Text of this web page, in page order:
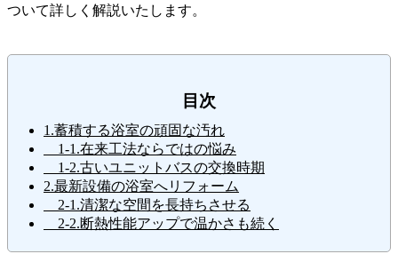
ついて詳しく解説いたします。
目次
1.蓄積する浴室の頑固な汚れ
1-1.在来工法ならではの悩み
1-2.古いユニットバスの交換時期
2.最新設備の浴室へリフォーム
2-1.清潔な空間を長持ちさせる
2-2.断熱性能アップで温かさも続く